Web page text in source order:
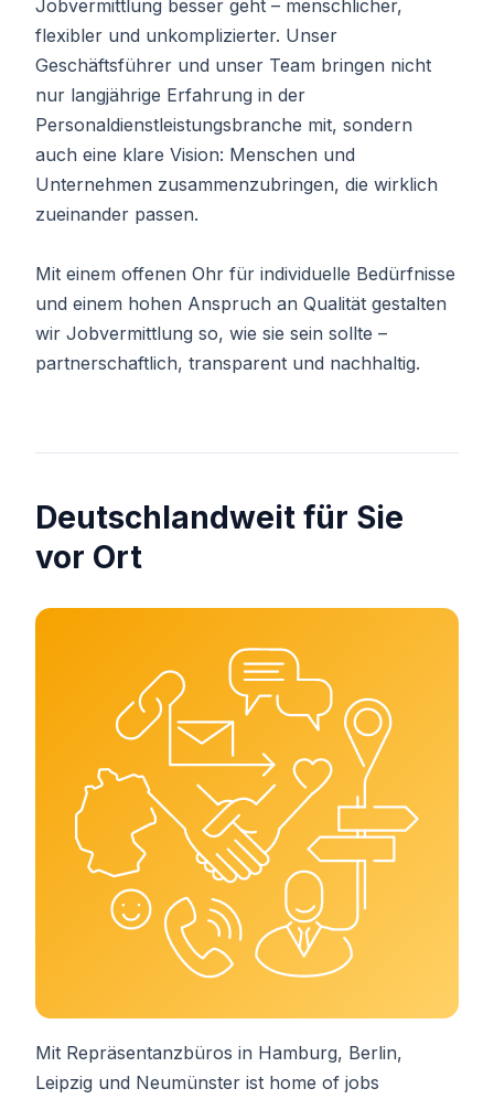
Jobvermittlung besser geht – menschlicher,
flexibler und unkomplizierter. Unser
Geschäftsführer und unser Team bringen nicht
nur langjährige Erfahrung in der
Personaldienstleistungsbranche mit, sondern
auch eine klare Vision: Menschen und
Unternehmen zusammenzubringen, die wirklich
zueinander passen.
Mit einem offenen Ohr für individuelle Bedürfnisse
und einem hohen Anspruch an Qualität gestalten
wir Jobvermittlung so, wie sie sein sollte –
partnerschaftlich, transparent und nachhaltig.
Deutschlandweit für Sie
vor Ort
Mit Repräsentanzbüros in Hamburg, Berlin,
Leipzig und Neumünster ist home of jobs